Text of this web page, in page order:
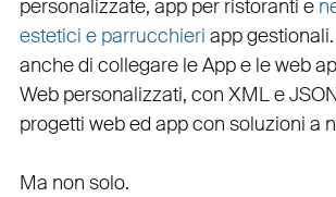
personalizzate, app per ristoranti e
estetici e parrucchieri app gestionali
anche di collegareleAppe leweb
Web personalizzati, con XMLe
progetti webed appcon soluzioni a
Ma non solo.